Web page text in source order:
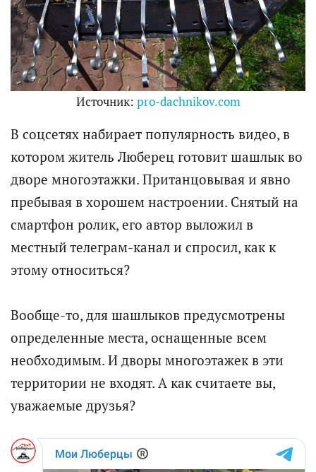
Источник: pro-dachnikov.com
В соцсетях набирает популярность видео, в
котором житель Люберец готовит шашлык во
дворе многоэтажки. Пританцовывая и явно
пребывая в хорошем настроении. Снятый на
смартфон ролик, его автор выложил в
местный телеграм-канал и спросил, как к
этому относиться?
Вообще-то, для шашлыков предусмотрены
определенные места, оснащенные всем
необходимым. И дворы многоэтажек в эти
территории не входят. А как считаете вы,
уважаемые друзья?